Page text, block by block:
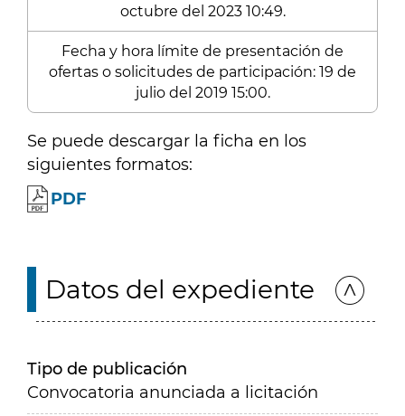
octubre del 2023 10:49.
Fecha y hora límite de presentación de
ofertas o solicitudes de participación: 19 de
julio del 2019 15:00.
Se puede descargar la ficha en los
siguientes formatos:
PDF
Datos del expediente
Tipo de publicación
Convocatoria anunciada a licitación